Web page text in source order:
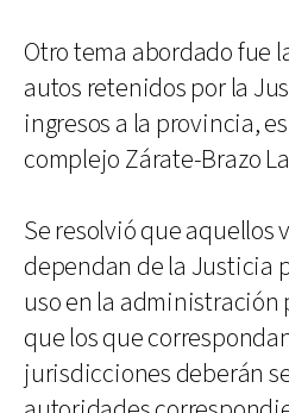
Otro tema abordado fue
autos retenidos por la
ingresos a la provincia,
complejo Zárate-Brazo
Se resolvió que aquellos
dependan de la Justicia
uso en la
que los que
jurisdicciones deberán